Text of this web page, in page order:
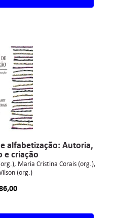
alfabetização: Autoria,
e criação
Maria Cristina Corais (org.)
(org.)